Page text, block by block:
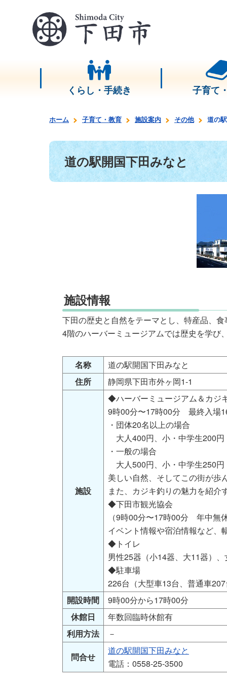
くらし・手続き 子育て
ホーム 子育て・教育 施設案内 その他 道の
道の駅開国下田みなと
施設情報
下田の歴史と自然をテーマとし、特産品、
4階のハーバーミュージアムでは歴史を学び
名称
道の駅開国下田みなと
住所
静岡県下田市外ヶ岡1-1
施設
◆ハーバーミュージアム＆カジ
9時00分〜17時00分 最終入
・団体20名以上の場合
大人400円、小・中学生200円
・一般の場合
大人500円、小・中学生250円
美しい自然、そしてこの街が歩
また、カジキ釣りの魅力を紹介
◆下田市観光協会
（9時00分〜17時00分 年中無
イベント情報や宿泊情報など、
◆トイレ
男性25器（小14器、大11器）
◆駐車場
226台（大型車13台、普通車
開設時間
9時00分から17時00分
休館日
年数回臨時休館有
利用方法
－
問合せ
道の駅開国下田みなと
電話：0558-25-3500